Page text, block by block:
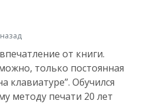
от книги.
только постоянная
клавиатуре”. Обучился
методу печати 20 лет